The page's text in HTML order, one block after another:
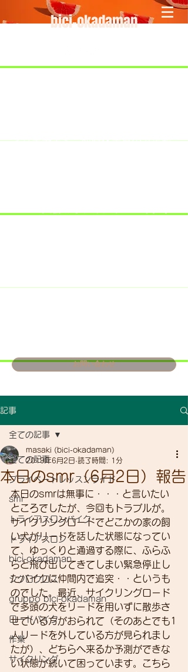
bici-okadaman
​＜営業予定＞ 臨時休業日のみ掲載
お問い合わせ
記事
全ての記事
プライベートレッスンライド
smr
トライアスロンバイク
トライアスロン
bici-okadaman
シクロクロス
gruppo bici-okadaman
ロードバイク
作業
サイクリング
全ての記事
本日のsmr（6月2日）報告
masaki (bici-okadaman)
2019年6月2日 読了時間: 1分
本日のsmrは無事に・・・と言いたい
ところでしたが、今回もトラブルが。
サイクリングロードでどこかの家の飼
い犬がリードを話した状態になってい
て、ゆっくりと通過する際に、ふらふ
らと飛び出してきてしまい緊急停止し
たバイクに仲間内で追突・・というも
のでした。最近、サイクリングロード
で多頭の犬をリードを用いずに散歩さ
せている方がおられて（そのあとでも1
人リードを外している方が見られまし
たが）、どちらへ来るか予測ができな
い状態が続いて困っています。こちら